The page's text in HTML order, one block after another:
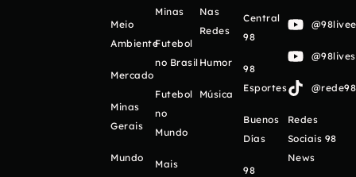
Meio
Ambiente
Mercado
Minas
Gerais
Mundo
Minas
Futebol
no Brasil
Futebol
no
Mundo
Mais
Nas
Redes
Humor
Música
Central
98
98
Esportes
Buenos
Días
98
Redes
Sociais 98
News